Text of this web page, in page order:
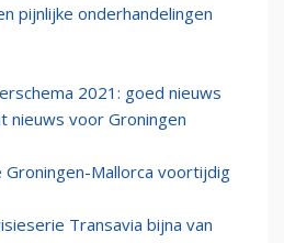
pijnlijke onderhandelingen
2021: goed nieuws
nieuws voor Groningen
Mallorca voortijdig
Transavia bijna van